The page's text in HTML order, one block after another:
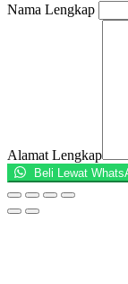
Nama Lengkap
Alamat Lengkap
Beli Lewat